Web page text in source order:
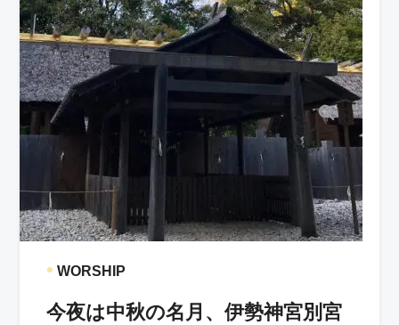
• WORSHIP
今夜は中秋の名月、伊勢神宮別宮